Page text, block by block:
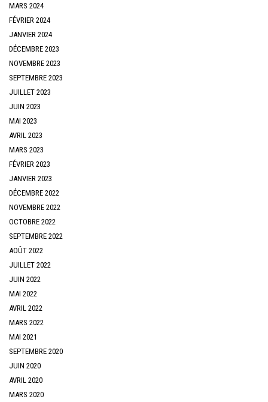
MARS 2024
FÉVRIER 2024
JANVIER 2024
DÉCEMBRE 2023
NOVEMBRE 2023
SEPTEMBRE 2023
JUILLET 2023
JUIN 2023
MAI 2023
AVRIL 2023
MARS 2023
FÉVRIER 2023
JANVIER 2023
DÉCEMBRE 2022
NOVEMBRE 2022
OCTOBRE 2022
SEPTEMBRE 2022
AOÛT 2022
JUILLET 2022
JUIN 2022
MAI 2022
AVRIL 2022
MARS 2022
MAI 2021
SEPTEMBRE 2020
JUIN 2020
AVRIL 2020
MARS 2020